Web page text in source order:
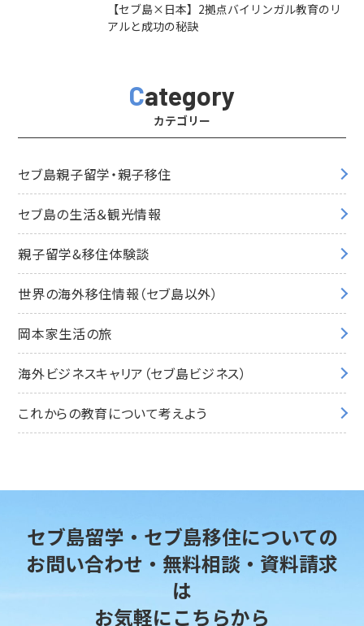
【セブ島×日本】2拠点バイリンガル教育のリ
アルと成功の秘訣
Category
カテゴリー
セブ島親子留学・親子移住
セブ島の生活＆観光情報
親子留学&移住体験談
世界の海外移住情報（セブ島以外）
岡本家生活の旅
海外ビジネスキャリア（セブ島ビジネス）
これからの教育について考えよう
セブ島留学・セブ島移住についての
お問い合わせ・無料相談・資料請求
は
お気軽にこちらから